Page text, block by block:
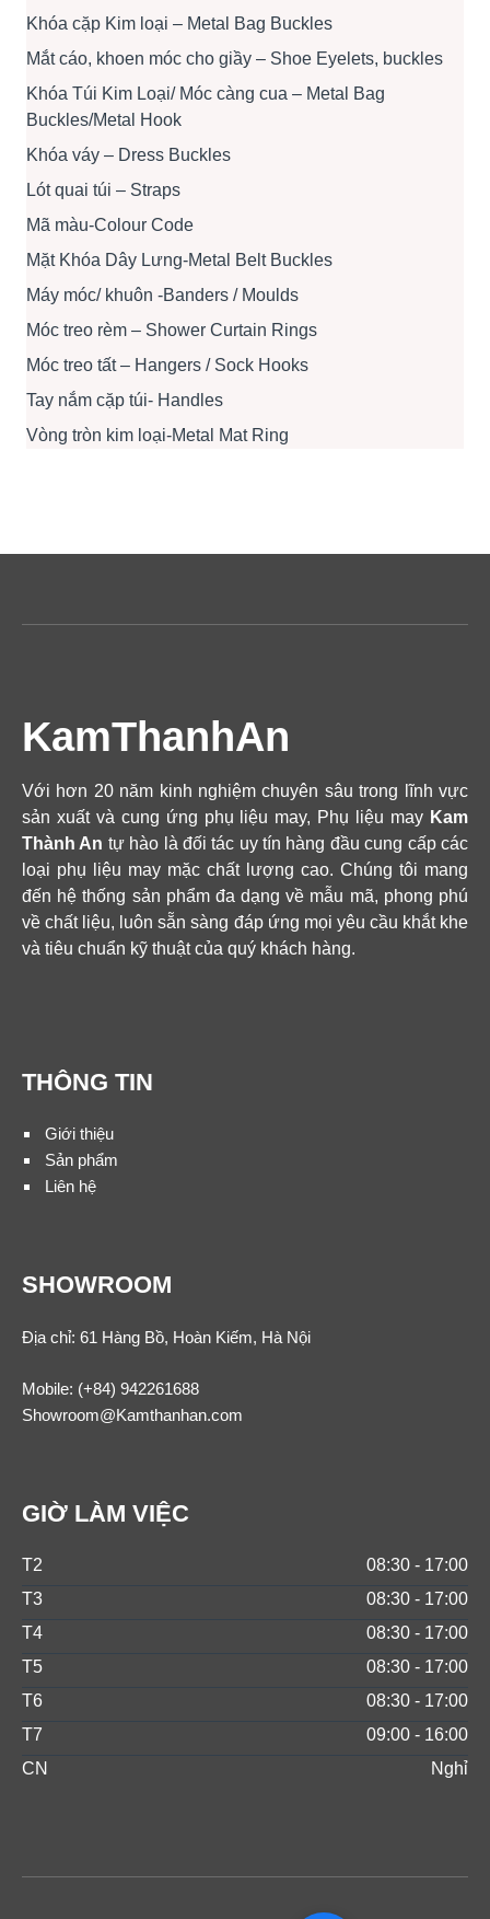
Khóa cặp Kim loại – Metal Bag Buckles
Mắt cáo, khoen móc cho giầy – Shoe Eyelets, buckles
Khóa Túi Kim Loại/ Móc càng cua – Metal Bag
Buckles/Metal Hook
Khóa váy – Dress Buckles
Lót quai túi – Straps
Mã màu-Colour Code
Mặt Khóa Dây Lưng-Metal Belt Buckles
Máy móc/ khuôn -Banders / Moulds
Móc treo rèm – Shower Curtain Rings
Móc treo tất – Hangers / Sock Hooks
Tay nắm cặp túi- Handles
Vòng tròn kim loại-Metal Mat Ring
KamThanhAn
Với hơn 20 năm kinh nghiệm chuyên sâu trong lĩnh vực
sản xuất và cung ứng phụ liệu may, Phụ liệu may Kam
Thành An tự hào là đối tác uy tín hàng đầu cung cấp các
loại phụ liệu may mặc chất lượng cao. Chúng tôi mang
đến hệ thống sản phẩm đa dạng về mẫu mã, phong phú
về chất liệu, luôn sẵn sàng đáp ứng mọi yêu cầu khắt khe
và tiêu chuẩn kỹ thuật của quý khách hàng.
THÔNG TIN
Giới thiệu
Sản phẩm
Liên hệ
SHOWROOM
Địa chỉ: 61 Hàng Bồ, Hoàn Kiếm, Hà Nội
Mobile: (+84) 942261688
Showroom@Kamthanhan.com
GIỜ LÀM VIỆC
T2
08:30 - 17:00
T3
08:30 - 17:00
T4
08:30 - 17:00
T5
08:30 - 17:00
T6
08:30 - 17:00
T7
09:00 - 16:00
CN
Nghỉ